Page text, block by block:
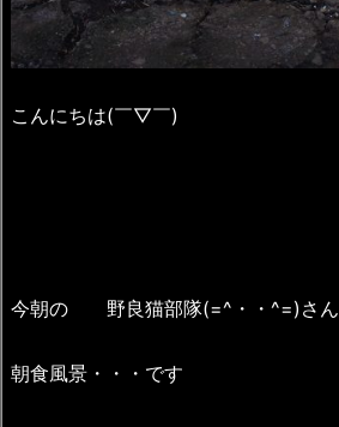
こんにちは(￣▽￣)
今朝の 野良猫部隊(=^・・^=)さん
朝食風景・・・です